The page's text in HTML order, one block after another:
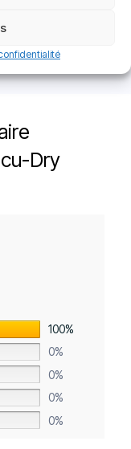
Dry
100%
0%
0%
0%
0%